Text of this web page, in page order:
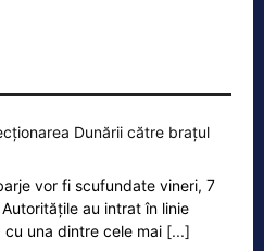
Dunării către brațul
vor fi scufundate vineri, 7
au intrat în linie
una dintre cele mai [...]